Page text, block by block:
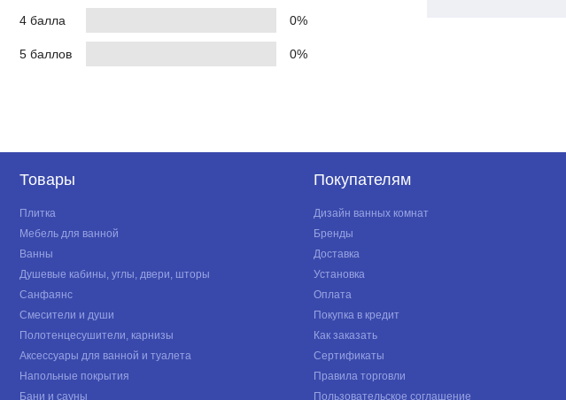
4 балла 0%
5 баллов 0%
Товары
Плитка
Мебель для ванной
Ванны
Душевые кабины, углы, двери, шторы
Санфаянс
Смесители и души
Полотенцесушители, карнизы
Аксессуары для ванной и туалета
Напольные покрытия
Бани и сауны
Покупателям
Дизайн ванных комнат
Бренды
Доставка
Установка
Оплата
Покупка в кредит
Как заказать
Сертификаты
Правила торговли
Пользовательское соглашение